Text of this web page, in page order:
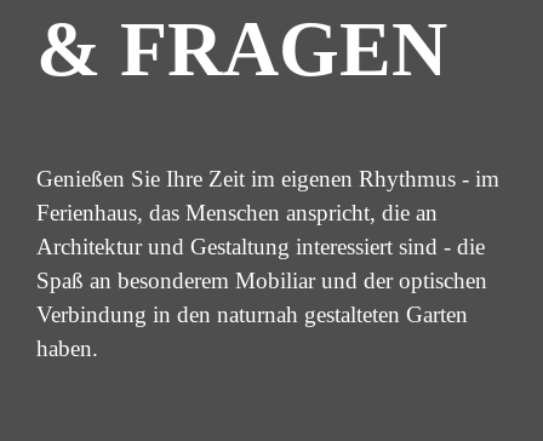
& FRAGEN
Genießen Sie Ihre Zeit im eigenen Rhythmus - im
Ferienhaus, das Menschen anspricht, die an
Architektur und Gestaltung interessiert sind - die
Spaß an besonderem Mobiliar und der optischen
Verbindung in den naturnah gestalteten Garten
haben.